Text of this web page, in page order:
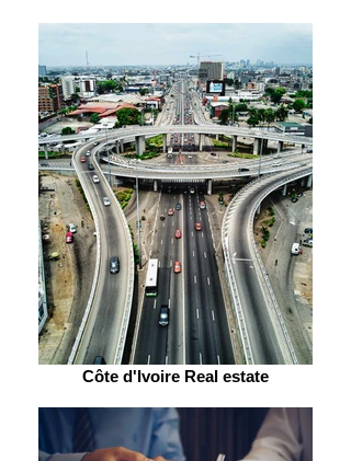
Côte d'Ivoire Real estate